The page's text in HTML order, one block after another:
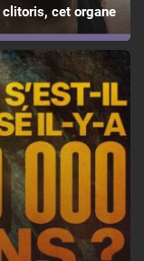
clitoris, cet organe